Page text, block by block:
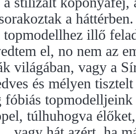
a
topmodellhez illő
el, no nem az
világában, vagy a
és mélyen
fóbiás
túlhuhogva